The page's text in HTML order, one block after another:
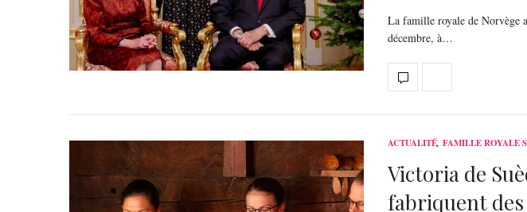
La famille royale de Norvège
décembre, à…
ACTUALITÉ, FAMILLE ROYALE
Victoria de
fabriquent